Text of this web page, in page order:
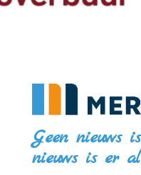
Geen nieuws
nieuws is er